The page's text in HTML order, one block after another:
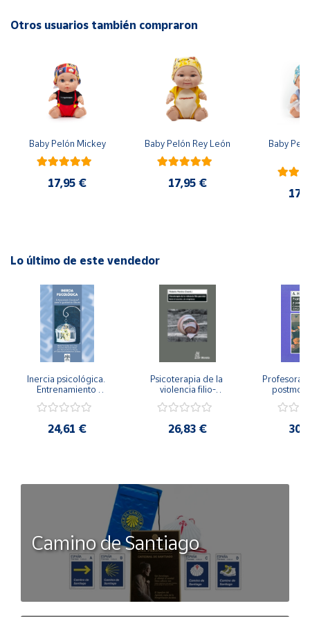
Cuenta
Península
Baleares
piezas pequeñas. Peligro de asfixia
Otros usuarios también compraron
Baby Pelón Mickey
17,95 €
Baby Pelón Rey León
17,95 €
Baby
Lo último de este vendedor
Inercia psicológica.
Entrenamiento
Igualdad de Género.
24,61 €
Psicoterapia de la
violencia filio-
secreto y la
26,83 €
Camino de Santiago